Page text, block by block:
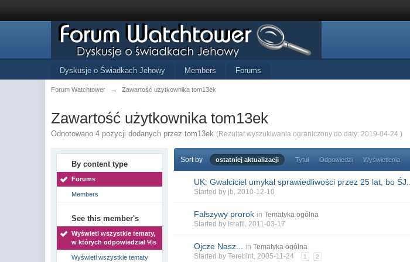
Dyskusje o Świadkach Jehowy Members Forums
Forum Watchtower → Zawartość użytkownika tom13ek
Zawartość użytkownika tom13ek
Odnotowano 4 pozycji dodanych przez tom13ek (Rezultat wyszukiwania ograniczony do daty: 2019-04-24 )
By content type
Forums
Members
See this member's
Wyświetl wszystkie tematy,
w których odpowiedział %s
Wyświetl wszystkie tematy
Sort by ostatniej aktualizacji Tytuł Odpowiedzi Wyświetlenia
UK: Gwałciciel umykał sprawiedliwości przez 25 lat, bo ŚJ...
Started by jb, 2010-12-10
Fałszywy prorok in Tematyka ogólna
Started by Israfil , 2011-03-17
Ojcze Nasz... in Tematyka ogólna
Started byTerebint, 2005-11-24 1 2